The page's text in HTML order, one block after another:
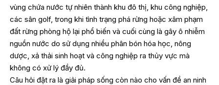
vùng chứa nước tự nhiên thành khu đô thị, khu công nghiệp,
các sân golf, trong khi tình trạng phá rừng hoặc xâm phạm
đất rừng phòng hộ lại phổ biến và cuối cùng là gây ô nhiễm
nguồn nước do sử dụng nhiều phân bón hóa học, nông
dược, xả thải sinh hoạt và công nghiệp ra thủy vực mà
không có xử lý đầy đủ.
Câu hỏi đặt ra là giải pháp sống còn nào cho vấn đề an ninh